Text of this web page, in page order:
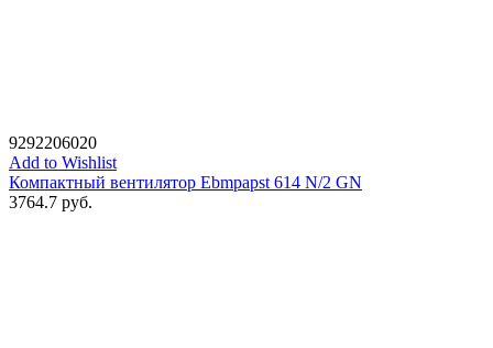
9292206020
Add to Wishlist
Компактный вентилятор Ebmpapst 614 N/2 GN
3764.7 руб.